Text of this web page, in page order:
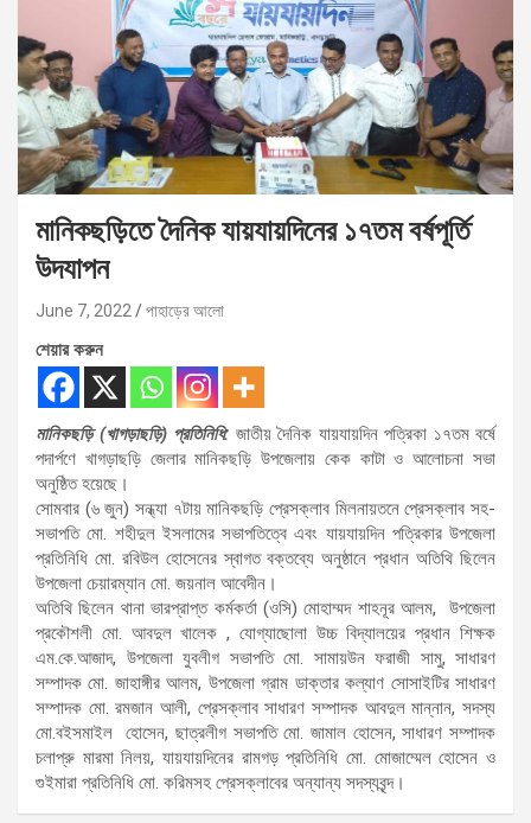
মানিকছড়িতে দৈনিক যায়যায়দিনের ১৭তম বর্ষপূর্তি
উদযাপন
June 7, 2022 পাহাড়ের আলো
শেয়ার করুন
মানিকছড়ি (খাগড়াছড়ি) প্রতিনিধি: জাতীয় দৈনিক যায়যায়দিন পত্রিকা ১৭তম বর্ষে
পদার্পণে খাগড়াছড়ি জেলার মানিকছড়ি উপজেলায় কেক কাটা ও আলোচনা সভা
অনুষ্ঠিত হয়েছে।
সোমবার (৬ জুন) সন্ধ্যা ৭টায় মানিকছড়ি প্রেসক্লাব মিলনায়তনে প্রেসক্লাব সহ-
সভাপতি মো. শহীদুল ইসলামের সভাপতিত্বে এবং যায়যায়দিন পত্রিকার উপজেলা
প্রতিনিধি মো. রবিউল হোসেনের স্বাগত বক্তব্যে অনুষ্ঠানে প্রধান অতিথি ছিলেন
উপজেলা চেয়ারম্যান মো. জয়নাল আবেদীন।
অতিথি ছিলেন থানা ভারপ্রাপ্ত কর্মকর্তা (ওসি) মোহাম্মদ শাহনূর আলম, উপজেলা
প্রকৌশলী মো. আবদুল খালেক , যোগ্যাছোলা উচ্চ বিদ্যালয়ের প্রধান শিক্ষক
এম.কে.আজাদ, উপজেলা যুবলীগ সভাপতি মো. সামায়উন ফরাজী সামু, সাধারণ
সম্পাদক মো. জাহাঙ্গীর আলম, উপজেলা গ্রাম ডাক্তার কল্যাণ সোসাইটির সাধারণ
সম্পাদক মো. রমজান আলী, প্রেসক্লাব সাধারণ সম্পাদক আবদুল মান্নান, সদস্য
মো.বইসমাইল হোসেন, ছাত্রলীগ সভাপতি মো. জামাল হোসেন, সাধারণ সম্পাদক
চলাপ্রু মারমা নিলয়, যায়যায়দিনের রামগড় প্রতিনিধি মো. মোজাম্মেল হোসেন ও
গুইমারা প্রতিনিধি মো. করিমসহ প্রেসক্লাবের অন্যান্য সদস্যবৃন্দ।